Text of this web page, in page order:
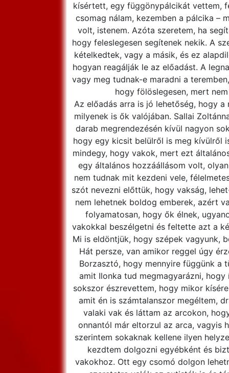
kísértett, egy függönypálcikát vettem,
csomag nálam, kezemben a pálcika –
volt, istenem. Azóta szeretem, ha
hogy feleslegesen segítenek nekik. A
kételkedtek, vagy a másik, és ez
hogyan reagálják le az előadást. A
vagy meg tudnak-e maradni a
hogy fölöslegesen, mert
Az előadás arra is jó lehetőség, hogy
milyenek is ők valójában. Sallai
darab megrendezésén kívül nagyon
hogy egy kicsit belülről is meg kívülről
mindegy, hogy vakok, mert ezt
egy általános hozzáállásom volt,
nem tudnak mit kezdeni vele,
szót nevezni előttük, hogy vakság,
nem lehetnek boldog emberek, azért
folyamatosan, hogy ők élnek,
vakokkal beszélgetni és feltette azt a
Mi is eldöntjük, hogy szépek vagyunk,
Hát persze, van amikor reggel úgy
Borzasztó, hogy mennyire függünk a
amit Ilonka tud megmagyarázni,
sokszor észrevettem, hogy mikor
amit én is számtalanszor megéltem,
valaki vak és láttam az arcokon,
onnantól már eltorzul az arca, vagyis
szerintem sokaknak kellene ilyen
kezdtem dolgozni egyébként és
vakokhoz. Ott egy csomó dolgon